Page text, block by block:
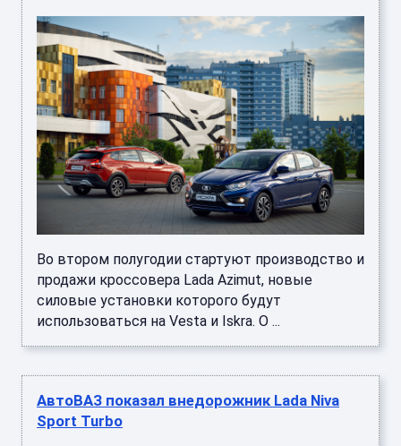
Во втором полугодии стартуют производство и
продажи кроссовера Lada Azimut, новые
силовые установки которого будут
использоваться на Vesta и Iskra. О ...
АвтоВАЗ показал внедорожник Lada Niva
Sport Turbo